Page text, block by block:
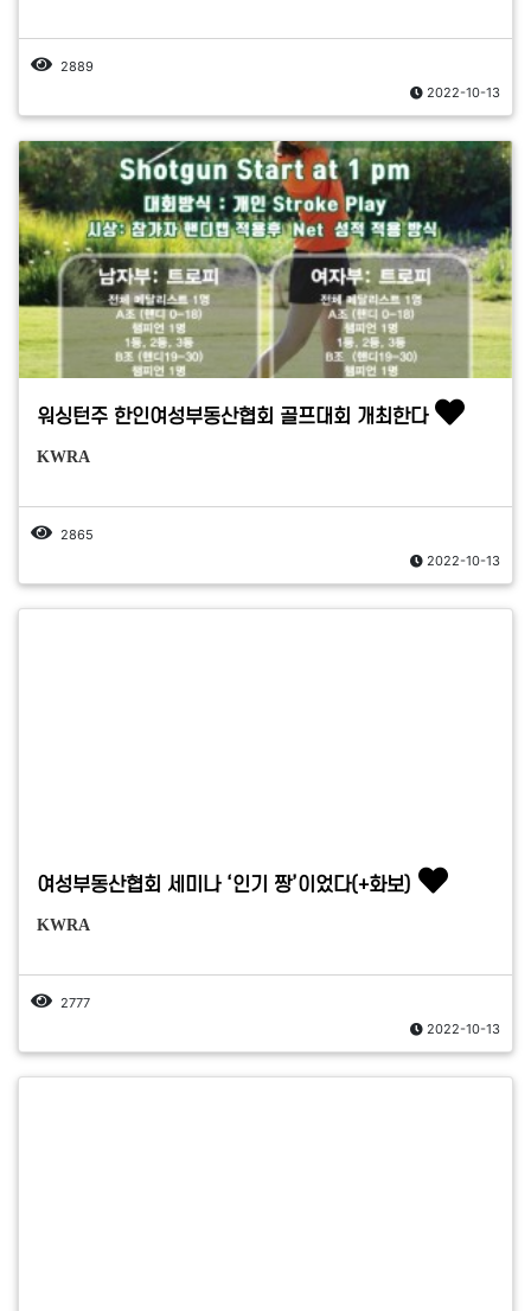
2889
2022-10-13
워싱턴주 한인여성부동산협회 골프대회 개최한다
KWRA
2865
2022-10-13
여성부동산협회 세미나 ‘인기 짱’이었다(+화보)
KWRA
2777
2022-10-13